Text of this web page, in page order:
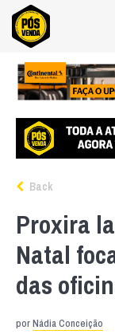
Back
Proxira
Natal
das
porNádia Conceição